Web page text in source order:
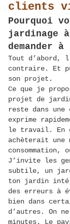
clients
Pourquoi
jardinage
demander
Tout d’abord,
contraire. Et
son projet.
Ce que je
projet de
reste dans une
exprime
le travail. En
achèterait une
J’invite les
subtile, un
ton jardin
des erreurs à
bien dans
d’autres. On
minutes. Le